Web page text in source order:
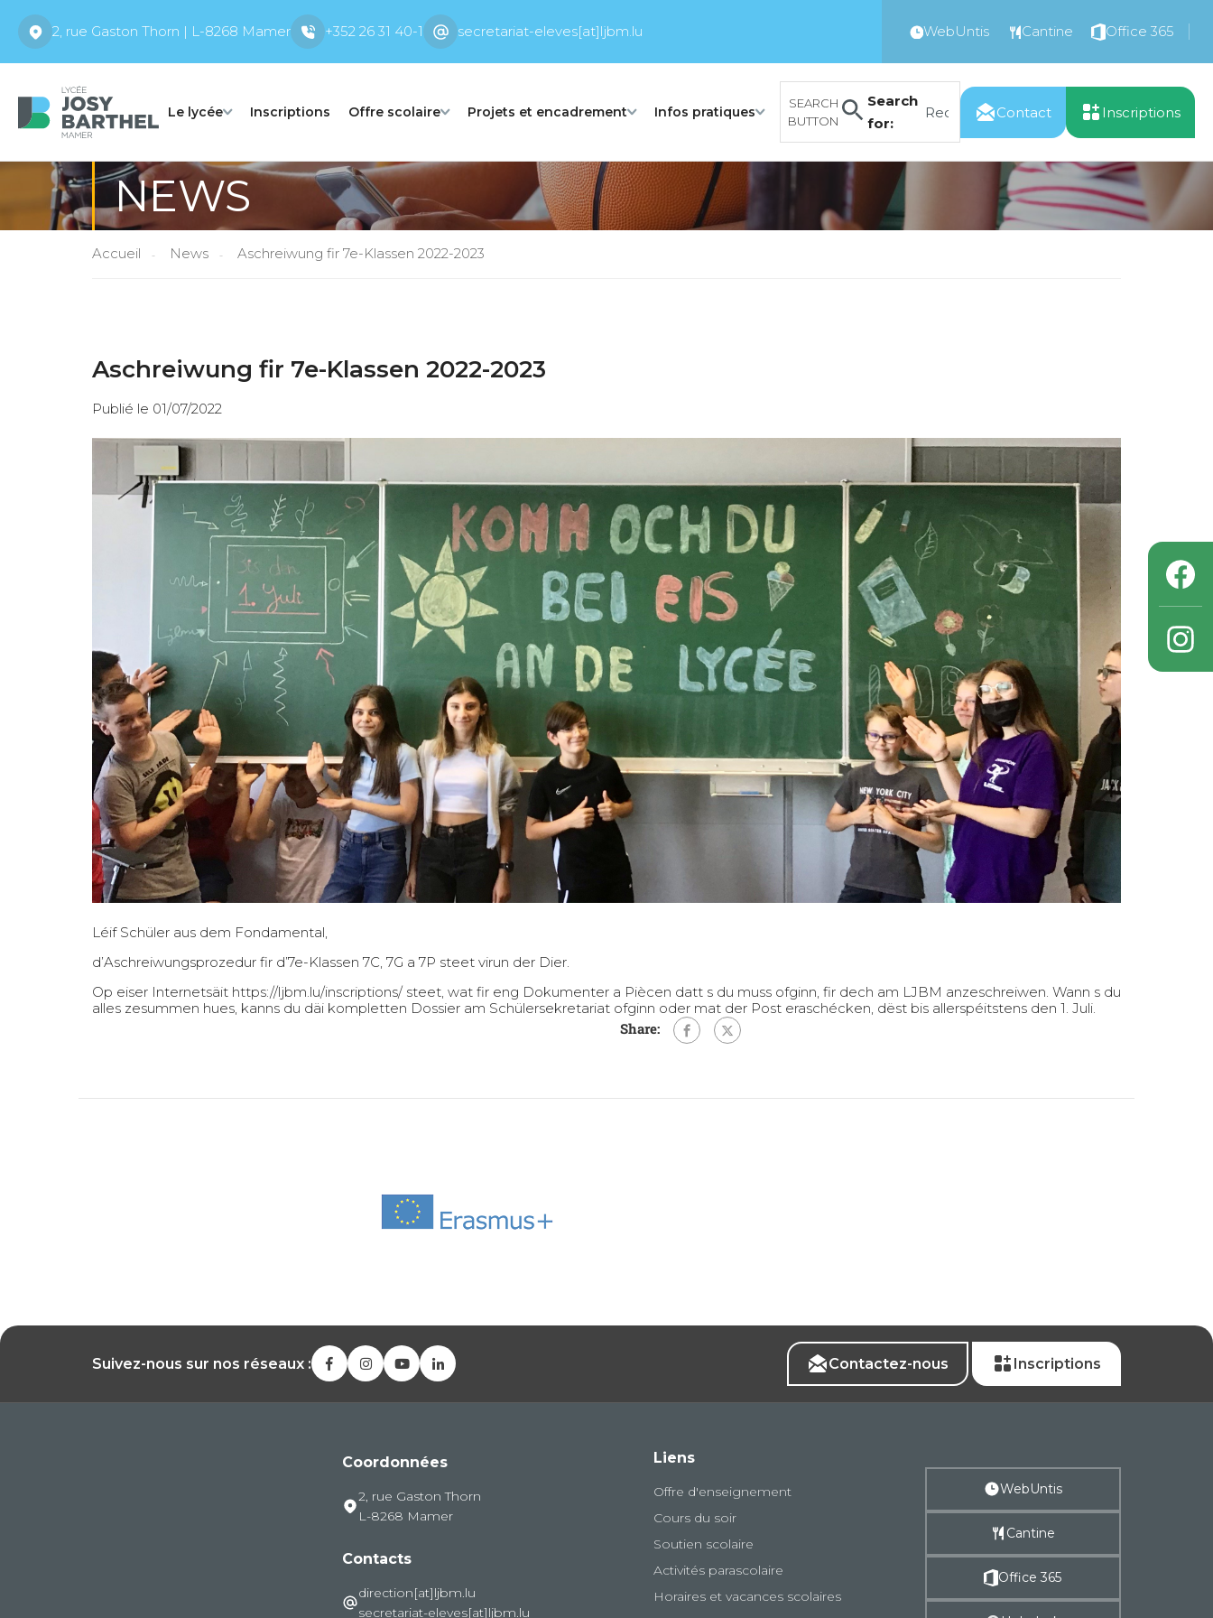
2, rue Gaston Thorn | L-8268 Mamer +352 26 31 40-1 secretariat-eleves[at]ljbm.lu WebUntis Cantine Office 365
Le lycée Inscriptions Offre scolaire Projets et encadrement Infos pratiques
Search
for:
SEARCH
BUTTON
Contact Inscriptions
NEWS
Accueil News Aschreiwung fir 7e-Klassen 2022-2023
Aschreiwung fir 7e-Klassen 2022-2023
Publié le 01/07/2022
Léif Schüler aus dem Fondamental,
d’Aschreiwungsprozedur fir d’7e-Klassen 7C, 7G a 7P steet virun der Dier.
Op eiser Internetsäit https://ljbm.lu/inscriptions/steet, wat fir eng Dokumenter a Piècen datt s du muss ofginn, fir dech am LJBM anzeschreiwen. Wann s du
alles zesummen hues, kanns du däi kompletten Dossier am Schülersekretariat ofginn oder mat der Post eraschécken, dëst bis allerspéitstens den 1. Juli.
Share:
Suivez-nous sur nos réseaux : Contactez-nous Inscriptions
Coordonnées
2, rue Gaston Thorn
L-8268 Mamer
Contacts
direction[at]ljbm.lu
secretariat-eleves[at]ljbm.lu
Liens
Offre d'enseignement
Cours du soir
Soutien scolaire
Activités parascolaire
Horaires et vacances scolaires
WebUntis
Cantine
Office 365